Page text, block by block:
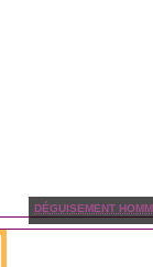
DÉGUISEMENT